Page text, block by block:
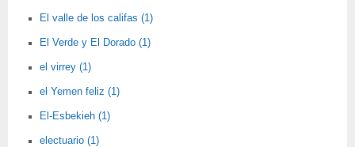
El valle de los califas (1)
El Verde y El Dorado (1)
el virrey (1)
el Yemen feliz (1)
El-Esbekieh (1)
electuario (1)